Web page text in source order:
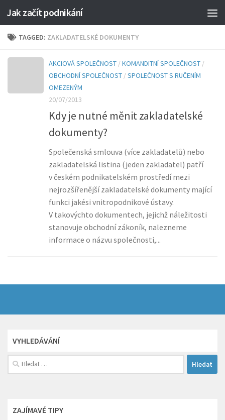
Jak začít podnikání
TAGGED: ZAKLADATELSKÉ DOKUMENTY
AKCIOVÁ SPOLEČNOST /KOMANDITNÍ SPOLEČNOST /
OBCHODNÍ SPOLEČNOST /SPOLEČNOST S RUČENÍM
OMEZENÝM
20/07/2013
Kdy je nutné měnit zakladatelské
dokumenty?
Společenská smlouva (více zakladatelů) nebo
zakladatelská listina (jeden zakladatel) patří
v českém podnikatelském prostředí mezi
nejrozšířenější zakladatelské dokumenty mající
funkci jakési vnitropodnikové ústavy.
V takovýchto dokumentech, jejichž náležitosti
stanovuje obchodní zákoník, nalezneme
informace o názvu společnosti,...
VYHLEDÁVÁNÍ
Vyhledávání
ZAJÍMAVÉ TIPY